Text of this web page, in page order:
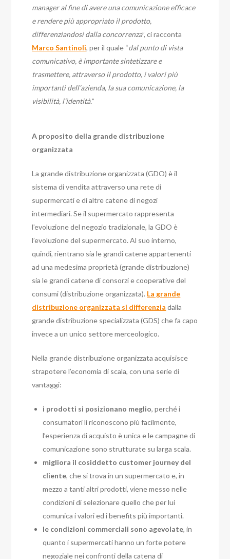
manager al fine di avere una comunicazione efficace
e rendere più appropriato il prodotto,
differenziandosi dalla concorrenza”, ci racconta
Marco Santinoli, per il quale “dal punto di vista
comunicativo, è importante sintetizzare e
trasmettere, attraverso il prodotto, i valori più
importanti dell’azienda, la sua comunicazione, la
visibilità, l’identità.”
A proposito della grande distribuzione
organizzata
La grande distribuzione organizzata (GDO) è il
sistema di vendita attraverso una rete di
supermercati e di altre catene di negozi
intermediari. Se il supermercato rappresenta
l’evoluzione del negozio tradizionale, la GDO è
l’evoluzione del supermercato. Al suo interno,
quindi, rientrano sia le grandi catene appartenenti
ad una medesima proprietà (grande distribuzione)
sia le grandi catene di consorzi e cooperative del
consumi (distribuzione organizzata). La grande
distribuzione organizzata si differenzia dalla
grande distribuzione specializzata (GDS) che fa capo
invece a un unico settore merceologico.
Nella grande distribuzione organizzata acquisisce
strapotere l’economia di scala, con una serie di
vantaggi:
i prodotti si posizionano meglio, perché i
consumatori li riconoscono più facilmente,
l’esperienza di acquisto è unica e le campagne di
comunicazione sono strutturate su larga scala.
migliora il cosiddetto customer journey del
cliente, che si trova in un supermercato e, in
mezzo a tanti altri prodotti, viene messo nelle
condizioni di selezionare quello che per lui
comunica i valori ed i benefits più importanti.
le condizioni commerciali sono agevolate, in
quanto i supermercati hanno un forte potere
negoziale nei confronti della catena di